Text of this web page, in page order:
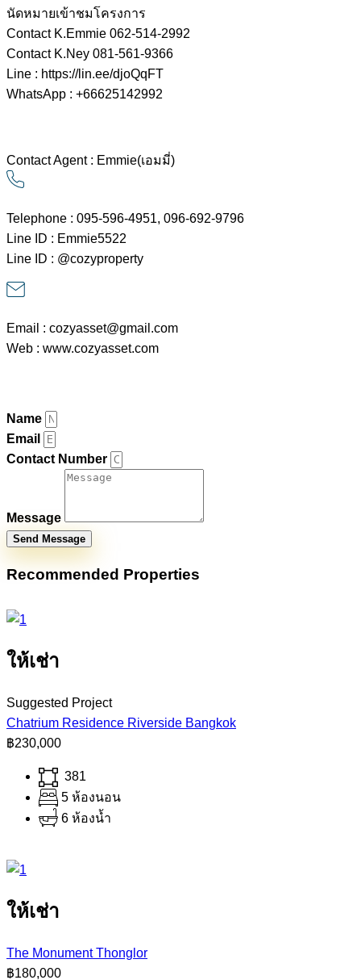
นัดหมายเข้าชมโครงการ
Contact K.Emmie 062-514-2992
Contact K.Ney 081-561-9366
Line : https://lin.ee/djoQqFT
WhatsApp : +66625142992
Contact Agent : Emmie(เอมมี่)
Telephone : 095-596-4951, 096-692-9796
Line ID : Emmie5522
Line ID : @cozyproperty
Email : cozyasset@gmail.com
Web : www.cozyasset.com
Name
Email
Contact Number
Message
Send Message
Recommended Properties
ให้เช่า
Suggested Project
Chatrium Residence Riverside Bangkok
฿230,000
381
5 ห้องนอน
6 ห้องน้ำ
ให้เช่า
The Monument Thonglor
฿180,000